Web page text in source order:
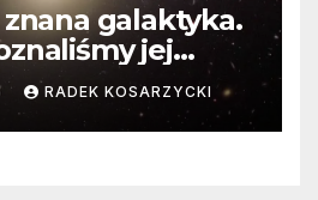
galaktyka.
jej
RADEK KOSARZYCKI